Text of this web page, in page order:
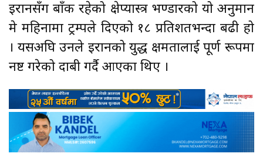
इरानसँग बाँकी रहेको क्षेप्यास्त्र भण्डारको यो अनुमान
मे महिनामा ट्रम्पले दिएको १८ प्रतिशतभन्दा बढी हो
। यसअघि उनले इरानको युद्ध क्षमतालाई पूर्ण रूपमा
नष्ट गरेको दाबी गर्दै आएका थिए ।